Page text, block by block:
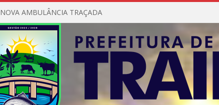
NOVA AMBULÂNCIA TRAÇADA